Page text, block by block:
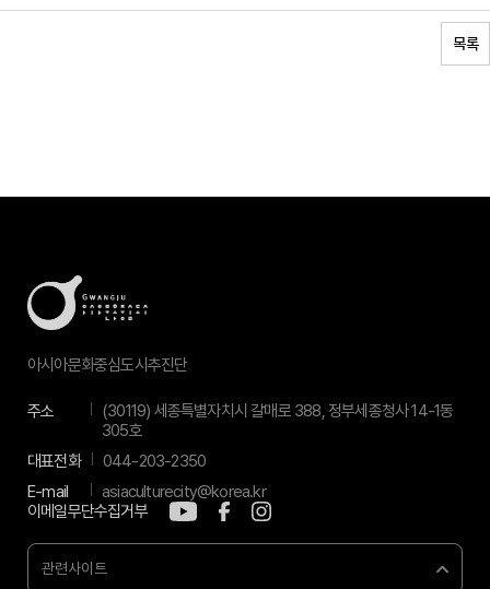
목록
아시아문화중심도시추진단
주소
(30119) 세종특별자치시 갈매로 388, 정부세종청사 14-1동
305호
대표전화
044-203-2350
E-mail
asiaculturecity@korea.kr
이메일무단수집거부
관련사이트